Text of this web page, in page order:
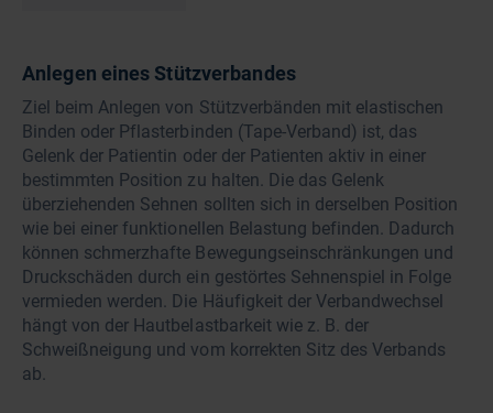
Anlegen eines Stützverbandes
Ziel beim Anlegen von Stützverbänden mit elastischen
Binden oder Pflasterbinden (Tape-Verband) ist, das
Gelenk der Patientin oder der Patienten aktiv in einer
bestimmten Position zu halten. Die das Gelenk
überziehenden Sehnen sollten sich in derselben Position
wie bei einer funktionellen Belastung befinden. Dadurch
können schmerzhafte Bewegungseinschränkungen und
Druckschäden durch ein gestörtes Sehnenspiel in Folge
vermieden werden. Die Häufigkeit der Verbandwechsel
hängt von der Hautbelastbarkeit wie z. B. der
Schweißneigung und vom korrekten Sitz des Verbands
ab.